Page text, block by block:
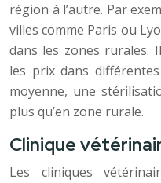
région à l’autre. Par
villes comme Paris ou
dans les zones rurales.
les prix dans
moyenne, une
plus qu’en zone rurale.
Clinique
Les cliniques